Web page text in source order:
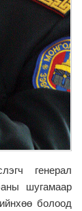
генерал
шугамаар
болоод